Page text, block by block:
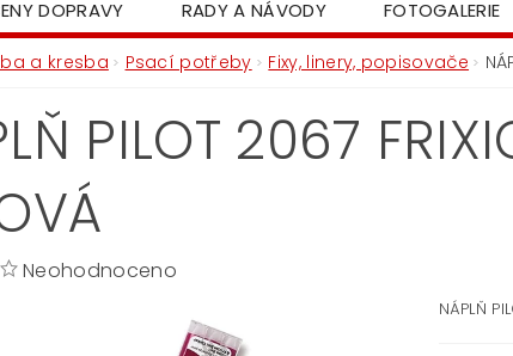
DOPRAVY RADY A NÁVODY FOTOGALERIE
a kresba Psací potřeby Fixy, linery, popisovače
PILOT 2067
Neohodnoceno
NÁPLŇ